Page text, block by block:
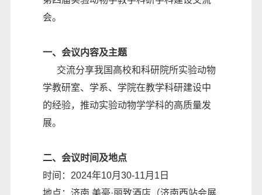
会。
一、会议内容及主题
交流分享我国高校和科研院所实验动物
学教研室、学系、学院在教学科研建设中
的经验，推动实验动物学学科的高质量发
展。
二、会议时间及地点
时间：2024年10月30-11月1日
地点：济南 美豪·丽致酒店（济南西站会展